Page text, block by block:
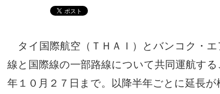
タイ国際航空（ＴＨＡＩ）とバンコク・
線と国際線の一部路線について共同運航す
年１０月２７日まで。以降半年ごとに延長